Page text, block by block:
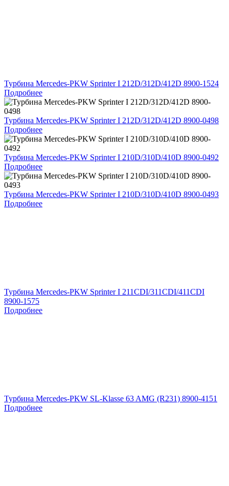
Турбина Mercedes-PKW Sprinter I 212D/312D/412D 8900-1524
Подробнее
Турбина Mercedes-PKW Sprinter I 212D/312D/412D 8900-0498
Подробнее
Турбина Mercedes-PKW Sprinter I 210D/310D/410D 8900-0492
Подробнее
Турбина Mercedes-PKW Sprinter I 210D/310D/410D 8900-0493
Подробнее
Турбина Mercedes-PKW Sprinter I 211CDI/311CDI/411CDI
8900-1575
Подробнее
Турбина Mercedes-PKW SL-Klasse 63 AMG (R231) 8900-4151
Подробнее